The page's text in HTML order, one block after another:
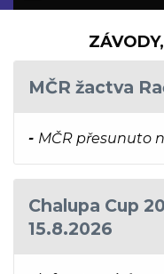
MČR žactva
- MČR přesunuto
Chalupa Cup
15.8.2026